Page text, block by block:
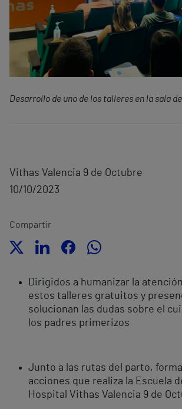
Desarrollo de uno de los talleres en la sala
Vithas Valencia 9 de Octubre
10/10/2023
Compartir
Dirigidos a humanizar la
estos talleres gratuitos y
solucionan las dudas sobre el
los padres primerizos
Junto a las rutas del parto,
acciones que realiza la Escuela
Hospital Vithas Valencia 9 de